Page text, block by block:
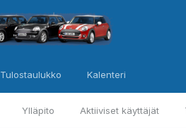
Ylläpito Aktiiviset käyttäjät
Tulostaulukko Kalenteri